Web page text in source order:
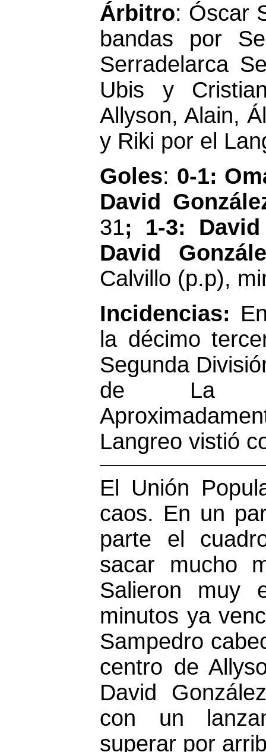
Árbitro: Óscar
bandas por
Serradelarca
Ubis y
Allyson, Alain,
y Riki por el
Goles: 0-1:
David
31; 1-3:
David
Calvillo (p.p),
Incidencias:
la décimo
Segunda
de La
Langreo vistió
El Unión
caos. En un
parte el
sacar mucho
Salieron muy
minutos ya
Sampedro
centro de
David
con un
superar por